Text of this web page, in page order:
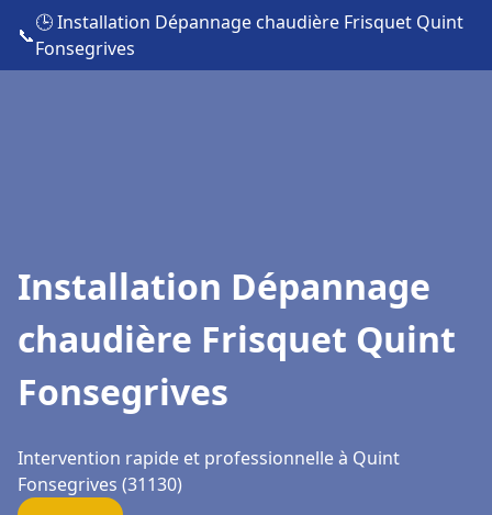
📞
🕒 Installation Dépannage chaudière Frisquet Quint
Fonsegrives
Installation Dépannage
chaudière Frisquet Quint
Fonsegrives
Intervention rapide et professionnelle à Quint
Fonsegrives (31130)